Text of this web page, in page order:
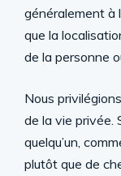
généralement à
que la
de la personne
Nous
de la vie privée.
quelqu’un,
plutôt que de